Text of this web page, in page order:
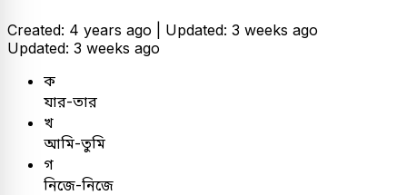
Created: 4 years ago | Updated: 3 weeks ago
Updated: 3 weeks ago
ক
যার-তার
খ
আমি-তুমি
গ
নিজে-নিজে